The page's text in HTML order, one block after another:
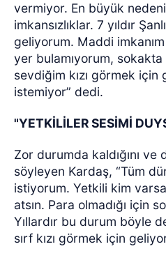
vermiyor. En büyük
imkansızlıklar. 7 yıldır
geliyorum. Maddi
yer bulamıyorum, sokakta
sevdiğim kızı görmek için
istemiyor” dedi.
"YETKİLİLER SESİMİ
Zor durumda kaldığını
söyleyen Kardaş, “Tüm
istiyorum. Yetkili kim
atsın. Para olmadığı için
Yıllardır bu durum böyle
sırf kızı görmek için